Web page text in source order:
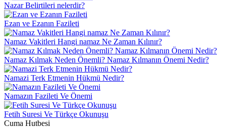
Nazar Belirtileri nelerdir?
Ezan ve Ezanın Fazileti
Namaz Vakitleri Hangi namaz Ne Zaman Kılınır?
Namaz Kılmak Neden Önemli? Namaz Kılmanın Önemi Nedir?
Namazi Terk Etmenin Hükmü Nedir?
Namazın Fazileti Ve Önemi
Fetih Suresi Ve Türkçe Okunuşu
Cuma Hutbesi